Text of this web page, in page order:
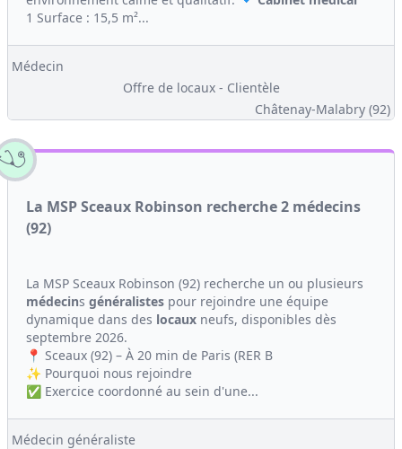
1 Surface : 15,5 m²...
Médecin
Offre de locaux - Clientèle
Châtenay-Malabry (92)
La MSP Sceaux Robinson recherche 2 médecins
(92)
La MSP Sceaux Robinson (92) recherche un ou plusieurs
médecins généralistes pour rejoindre une équipe
dynamique dans des locaux neufs, disponibles dès
septembre 2026.
📍 Sceaux (92) – À 20 min de Paris (RER B
✨ Pourquoi nous rejoindre
✅ Exercice coordonné au sein d'une...
Médecin généraliste